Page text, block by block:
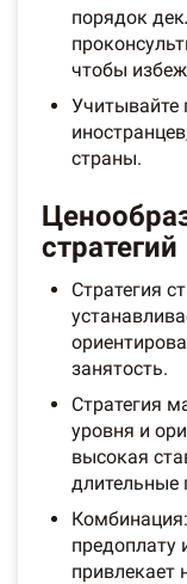
порядок
чтобы
Учитывайте
страны.
стратегий
Стратегия
занятость.
Стратегия
уровня и
высокая
длительные
предоплату
привлекает